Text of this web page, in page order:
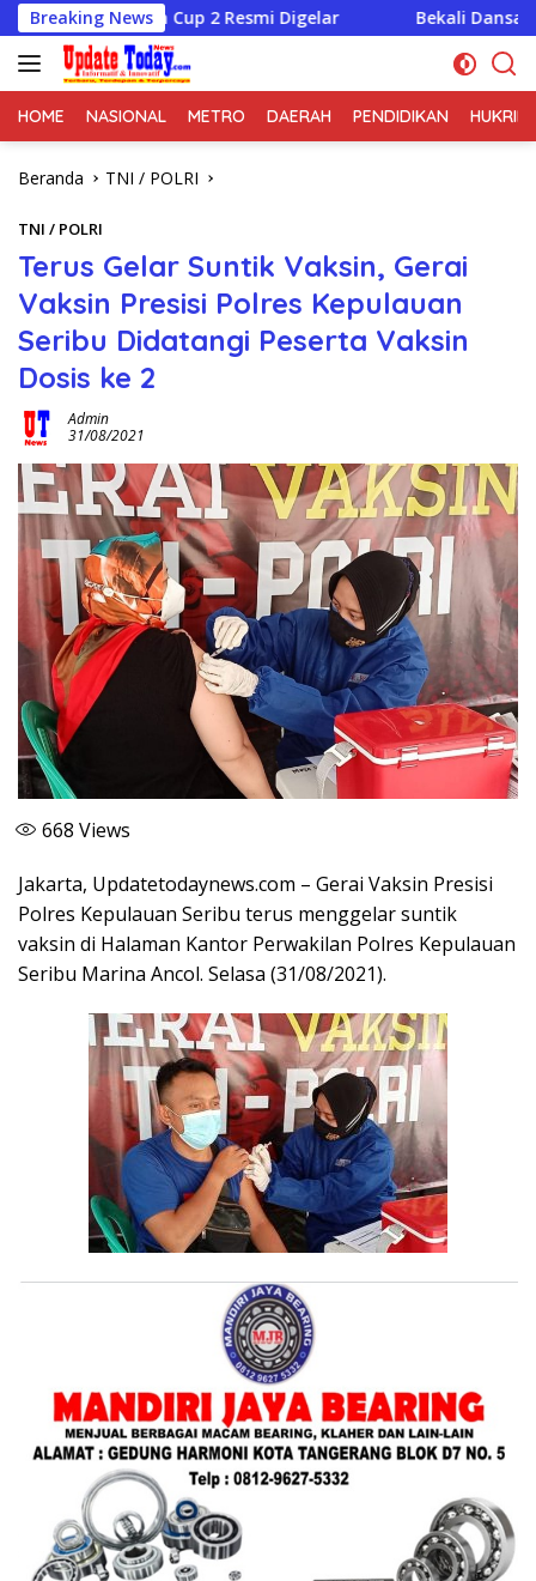
Langsung
ke
konten
Breaking News
Cup 2 Resmi Digelar Bekali Dansatkowil,
HOME NASIONAL METRO DAERAH PENDIDIKAN HUKRIM
Beranda TNI / POLRI
TNI / POLRI
Terus Gelar Suntik Vaksin, Gerai
Vaksin Presisi Polres Kepulauan
Seribu Didatangi Peserta Vaksin
Dosis ke 2
Admin
31/08/2021
668 Views
Jakarta, Updatetodaynews.com – Gerai Vaksin Presisi
Polres Kepulauan Seribu terus menggelar suntik
vaksin di Halaman Kantor Perwakilan Polres Kepulauan
Seribu Marina Ancol. Selasa (31/08/2021).